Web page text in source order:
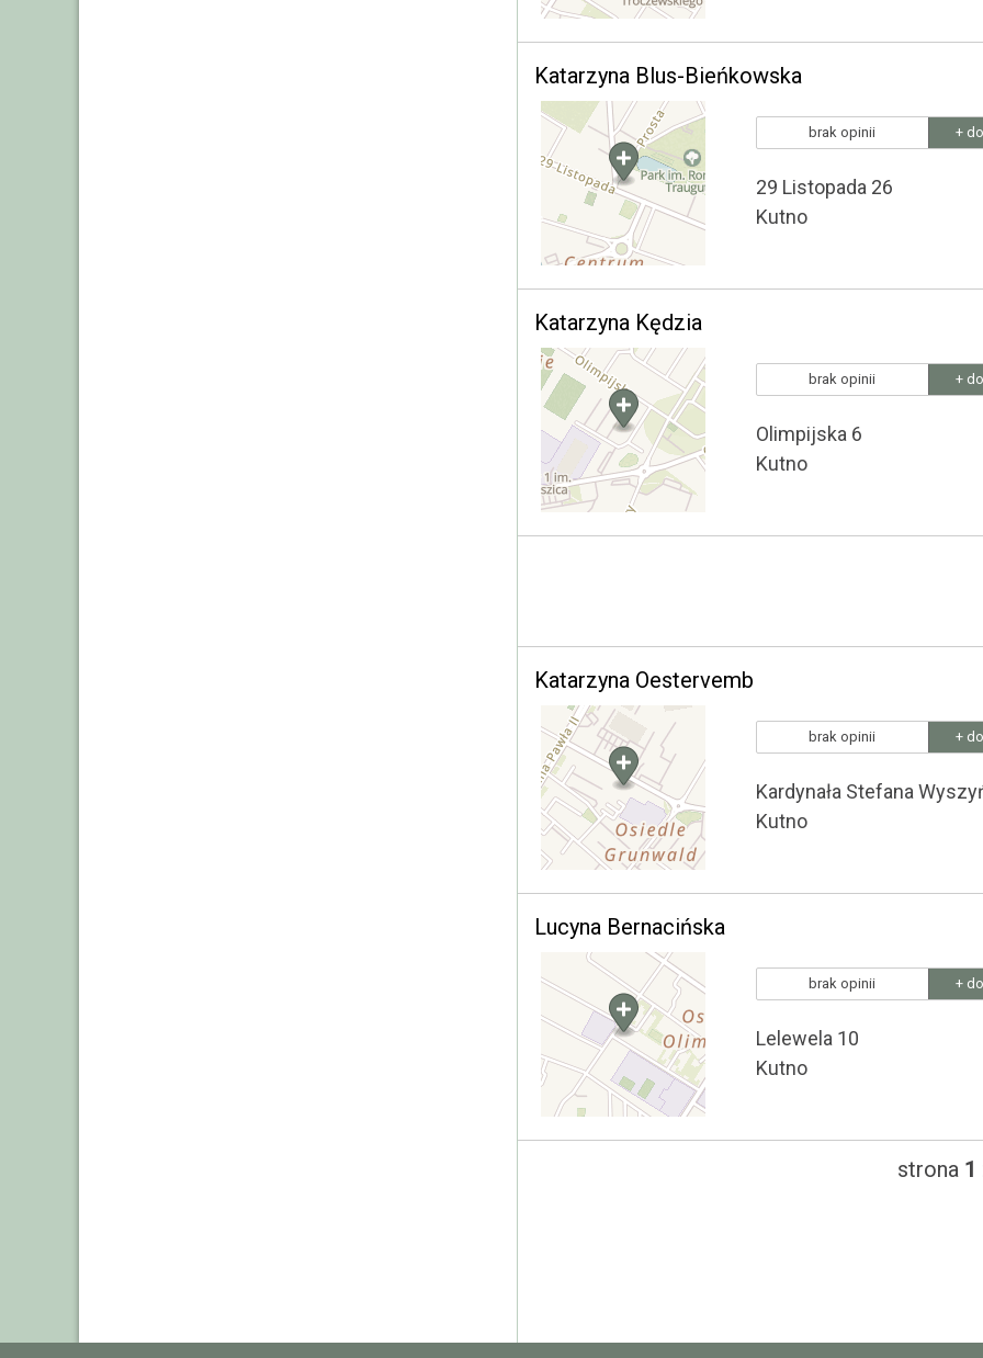
Katarzyna Blus-Bieńkowska
brak opinii +
29 Listopada 26
Kutno
Katarzyna Kędzia
brak opinii +
Olimpijska 6
Kutno
Katarzyna Oestervemb
brak opinii +
Kardynała Stefana
Kutno
Lucyna Bernacińska
brak opinii +
Lelewela 10
Kutno
strona 1